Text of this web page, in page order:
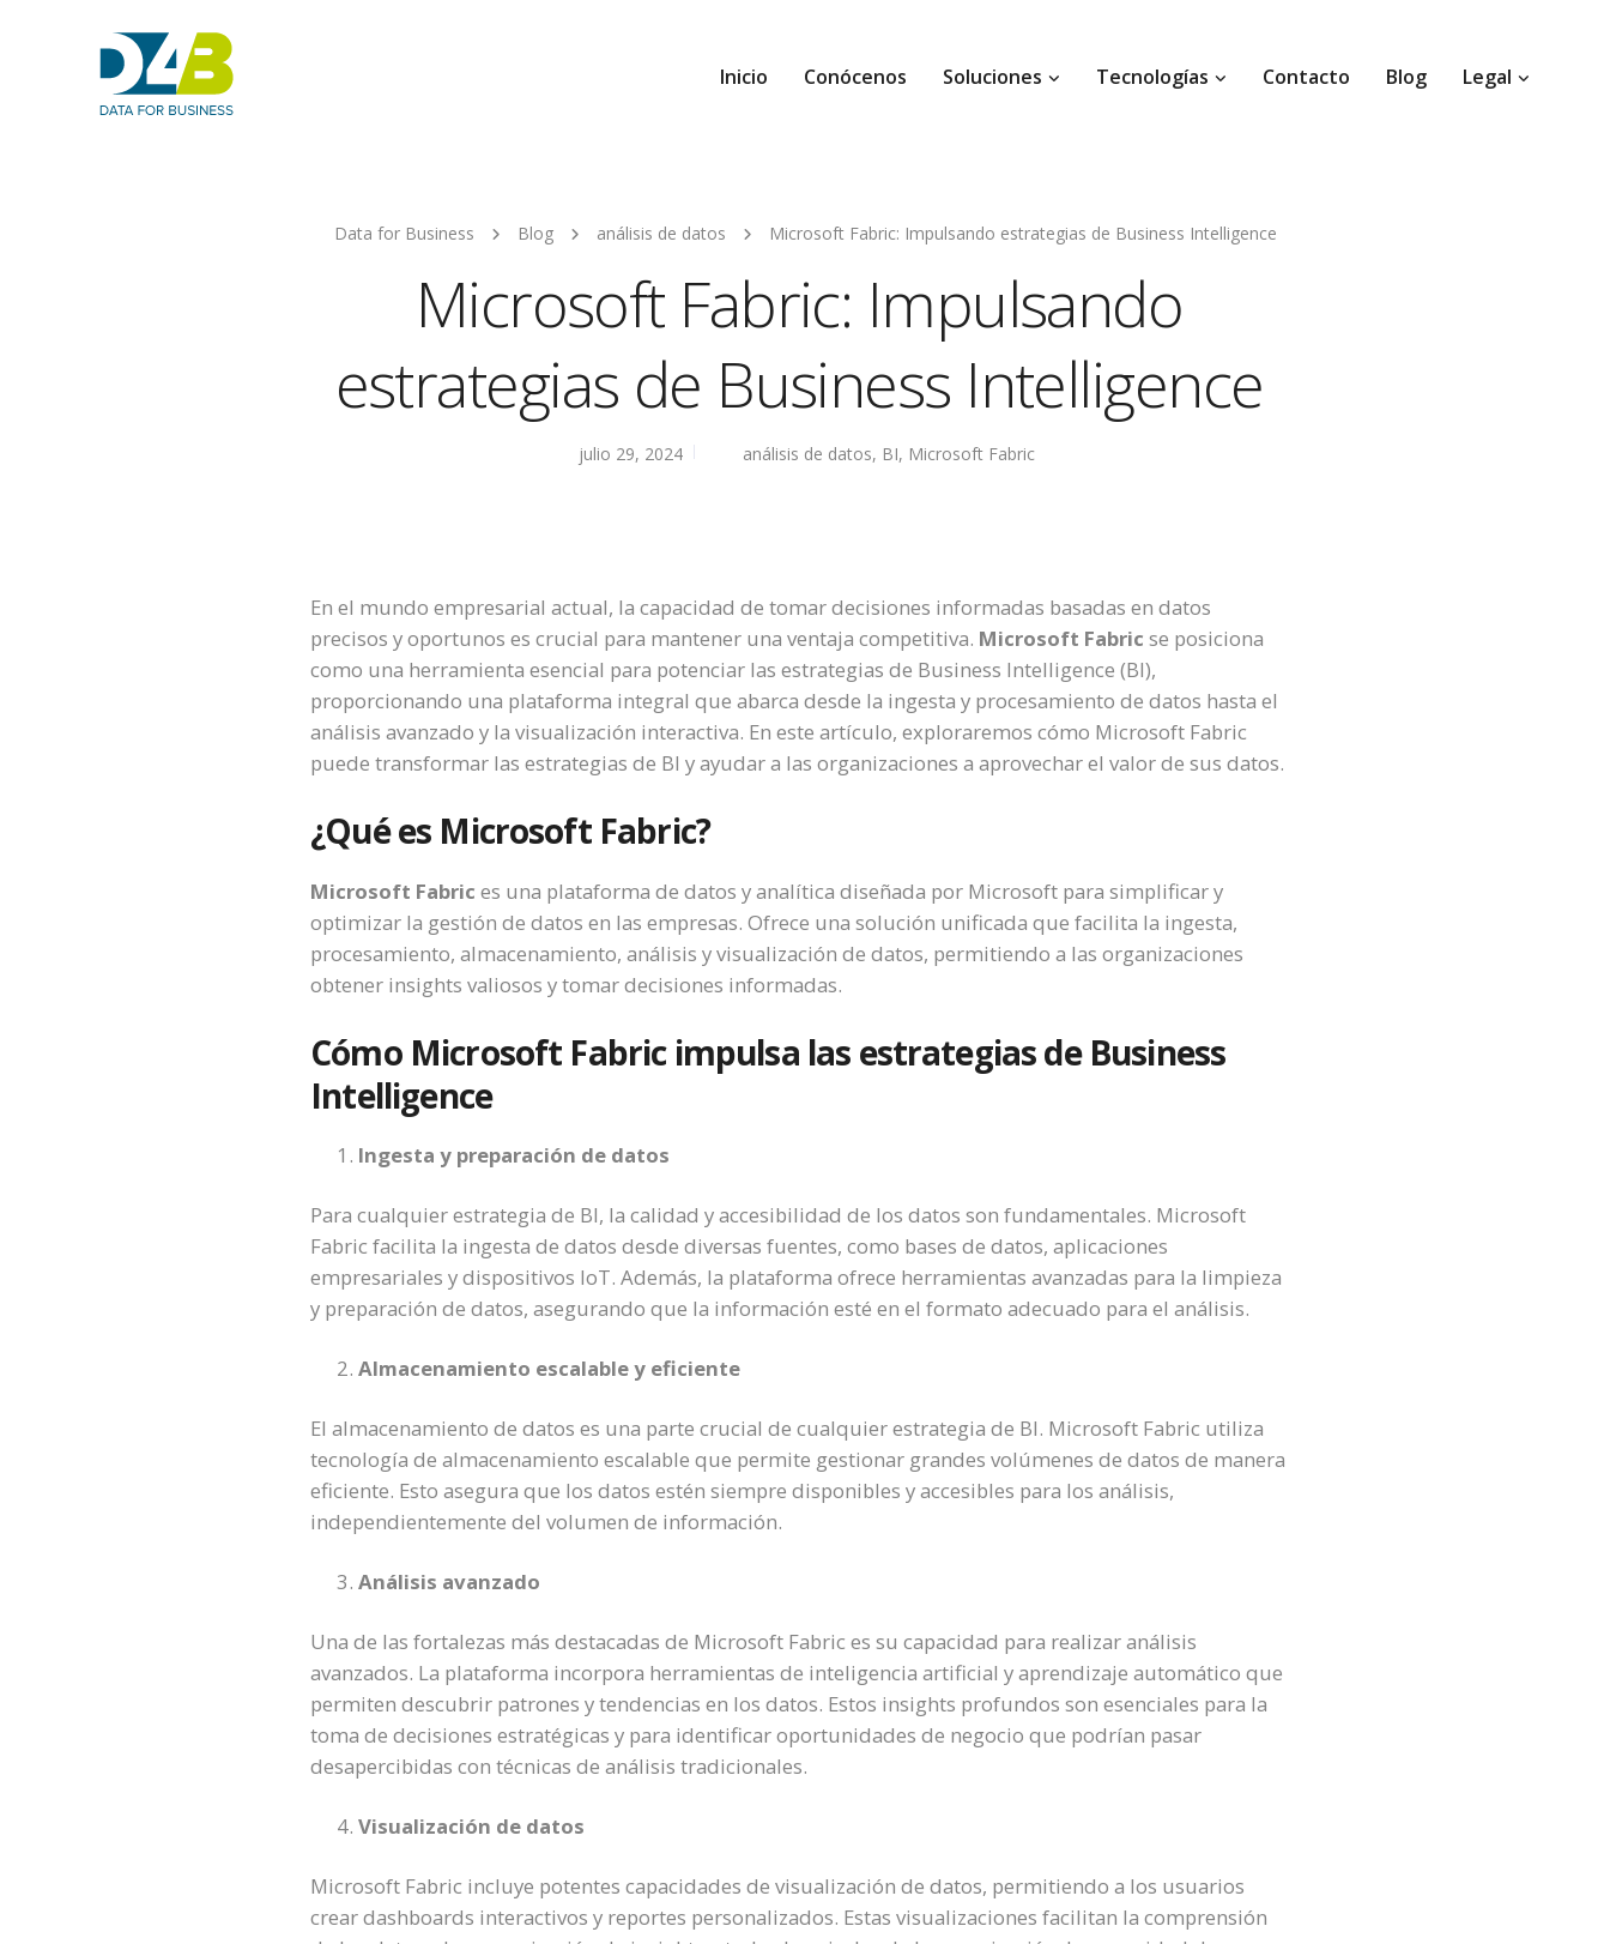
Inicio Conócenos Soluciones Tecnologías Contacto Blog Legal
Data for Business Blog análisis de datos Microsoft Fabric: Impulsando estrategias de Business Intelligence
Microsoft Fabric: Impulsando
estrategias de Business Intelligence
julio 29, 2024 análisis de datos, BI, Microsoft Fabric
En el mundo empresarial actual, la capacidad de tomar decisiones informadas basadas en datos
precisos y oportunos es crucial para mantener una ventaja competitiva. Microsoft Fabric se posiciona
como una herramienta esencial para potenciar las estrategias de Business Intelligence (BI),
proporcionando una plataforma integral que abarca desde la ingesta y procesamiento de datos hasta el
análisis avanzado y la visualización interactiva. En este artículo, exploraremos cómo Microsoft Fabric
puede transformar las estrategias de BI y ayudar a las organizaciones a aprovechar el valor de sus datos.
¿Qué es Microsoft Fabric?
Microsoft Fabric es una plataforma de datos y analítica diseñada por Microsoft para simplificar y
optimizar la gestión de datos en las empresas. Ofrece una solución unificada que facilita la ingesta,
procesamiento, almacenamiento, análisis y visualización de datos, permitiendo a las organizaciones
obtener insights valiosos y tomar decisiones informadas.
Cómo Microsoft Fabric impulsa las estrategias de Business
Intelligence
Ingesta y preparación de datos
Para cualquier estrategia de BI, la calidad y accesibilidad de los datos son fundamentales. Microsoft
Fabric facilita la ingesta de datos desde diversas fuentes, como bases de datos, aplicaciones
empresariales y dispositivos IoT. Además, la plataforma ofrece herramientas avanzadas para la limpieza
y preparación de datos, asegurando que la información esté en el formato adecuado para el análisis.
Almacenamiento escalable y eficiente
El almacenamiento de datos es una parte crucial de cualquier estrategia de BI. Microsoft Fabric utiliza
tecnología de almacenamiento escalable que permite gestionar grandes volúmenes de datos de manera
eficiente. Esto asegura que los datos estén siempre disponibles y accesibles para los análisis,
independientemente del volumen de información.
Análisis avanzado
Una de las fortalezas más destacadas de Microsoft Fabric es su capacidad para realizar análisis
avanzados. La plataforma incorpora herramientas de inteligencia artificial y aprendizaje automático que
permiten descubrir patrones y tendencias en los datos. Estos insights profundos son esenciales para la
toma de decisiones estratégicas y para identificar oportunidades de negocio que podrían pasar
desapercibidas con técnicas de análisis tradicionales.
Visualización de datos
Microsoft Fabric incluye potentes capacidades de visualización de datos, permitiendo a los usuarios
crear dashboards interactivos y reportes personalizados. Estas visualizaciones facilitan la comprensión